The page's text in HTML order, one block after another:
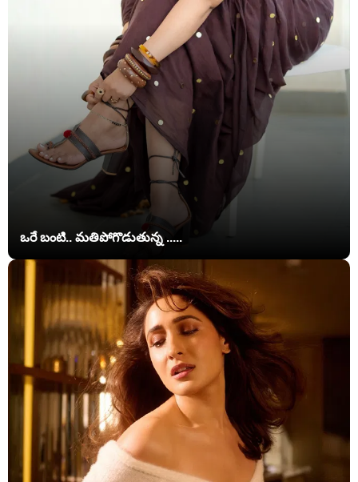
ఒరే బంటి.. మతిపోగొడుతున్న .....